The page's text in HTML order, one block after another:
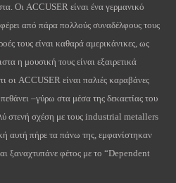
Οι ACCUSER είναι ένα γερμανικό
από πάρα πολλούς συναδέλφους τους
τους είναι καθαρά αμερικάνικες, ως
η μουσική τους είναι εξαιρετικά
οι ACCUSER είναι παλιές καραβάνες
πεθάνει –γύρω στα μέσα της δεκαετίας του
στενή σχέση με τους industrial metallers
αυτή πήρε τα πάνω της, εμφανίστηκαν
ξαναχτυπάνε φέτος με το “Dependent